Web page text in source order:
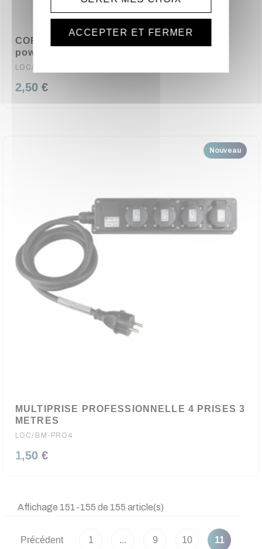
CORDON TITANEX H07RN-F 3G 2,5 mm²
powerCON TRUE1 M/F 5 METRES KLOTZ
LOC/PT2-NFM0050
2,50 €
Nouveau
MULTIPRISE PROFESSIONNELLE 4 PRISES 3
METRES
LOC/BM-PRO4
1,50 €
Affichage 151-155 de 155 article(s)
Précédent 1 ... 9 10 11
ACCEPTER ET FERMER